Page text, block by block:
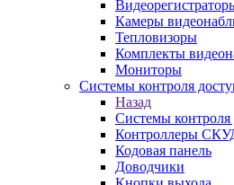
Камеры
Тепловизоры
Комплекты
Мониторы
Системы контроля
Назад
Системы
Контроллеры
Кодовая панель
Доводчики